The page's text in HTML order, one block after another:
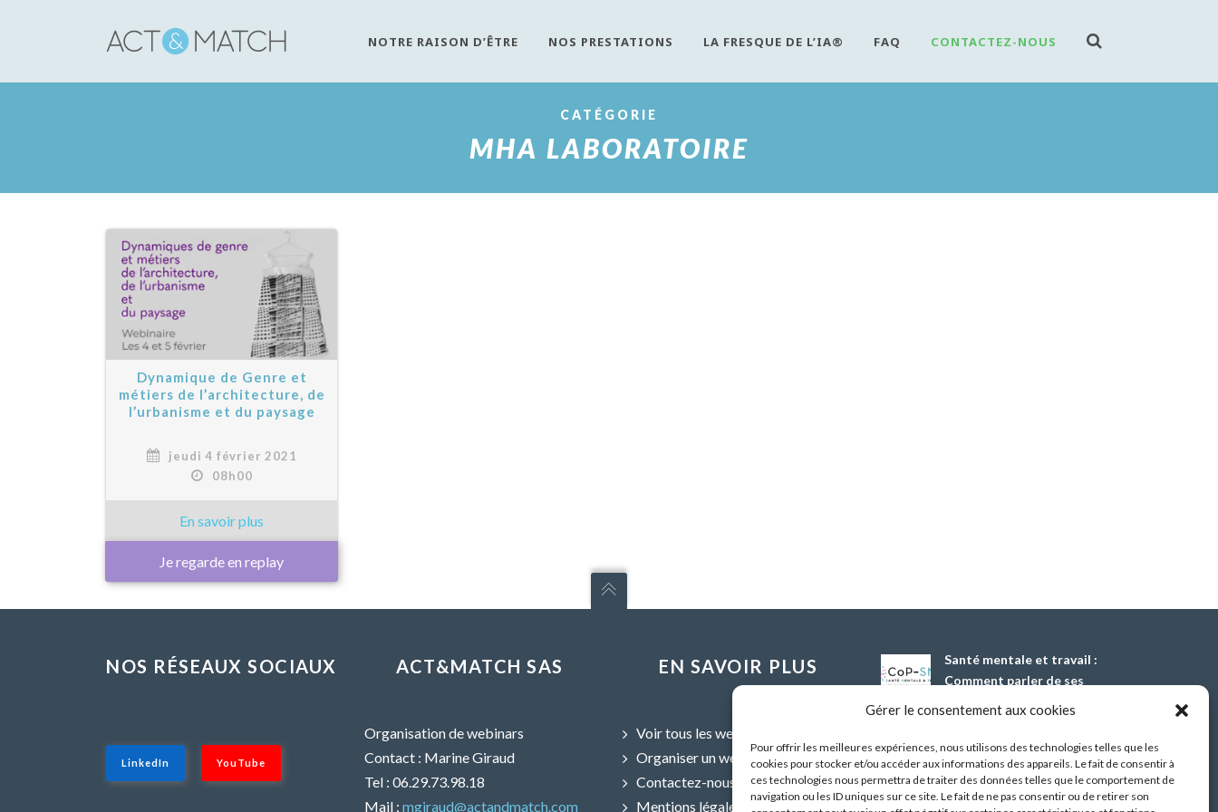
Gérer le consentement aux cookies
Pour offrir les meilleures expériences, nous utilisons des technologies telles que les
cookies pour stocker et/ou accéder aux informations des appareils. Le fait de consentir à
ces technologies nous permettra de traiter des données telles que le comportement de
navigation ou les ID uniques sur ce site. Le fait de ne pas consentir ou de retirer son
NOTRE RAISON D’ÊTRE NOS PRESTATIONS LA FRESQUE DE L’IA® FAQ CONTACTEZ-NOUS
CATÉGORIE
MHA LABORATOIRE
Dynamique de Genre et
métiers de l’architecture, de
l’urbanisme et du paysage
jeudi 4 février 2021
08h00
Je regarde en replay
NOS RÉSEAUX SOCIAUX
LinkedIn YouTube
ACT&MATCH SAS
Organisation de webinars
Contact : Marine Giraud
Tel : 06.29.73.98.18
Mail : mgiraud@actandmatch.com
EN SAVOIR PLUS
Voir tous les webinars
Organiser un webinar
Contactez-nous
Mentions légales
Santé mentale et travail :
Comment parler de ses
13 Oct 2026
Démonstrateur d’éclairage
intelligent dans les